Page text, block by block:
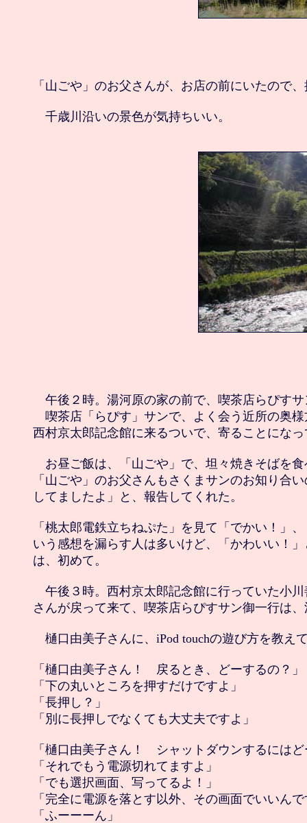
「山ごや」のお父さんが、お店の前にいたので
午後２時。湯河原の家の前で、喫茶店らぴす
喫茶店「らぴす」サンで、よく会う近所の奥
西村京太郎記念館に来るついで、寄ることにな
お昼ご飯は、「山ごや」で、坦々焼きそばを
「山ごや」のお父さんもさくまサンのお知り合
してましたよ」と、報告してくれた。
「桃太郎電鉄立ちねぷた」を見て「でかい！」
いう感想を漏らす人は多いけど、「かわいい！
は、初めて。
午後３時。西村京太郎記念館に行っていた小
さんが戻って来て、喫茶店らぴすサン御一行は
樋口由美子さんに、iPod touchの遊び方を教え
「樋口由美子さん！　戻るとき、どーするの？」
「下の丸いところを押すだけですよ」
「長押し？」
「別に長押しでなくても大丈夫ですよ」
「樋口由美子さん！　シャットダウンするには
「それでもう電源切れてますよ」
「でも選択画面、写ってるよ！」
「完全に電源を落とす以外、その画面でいいん
「ふーーーん」